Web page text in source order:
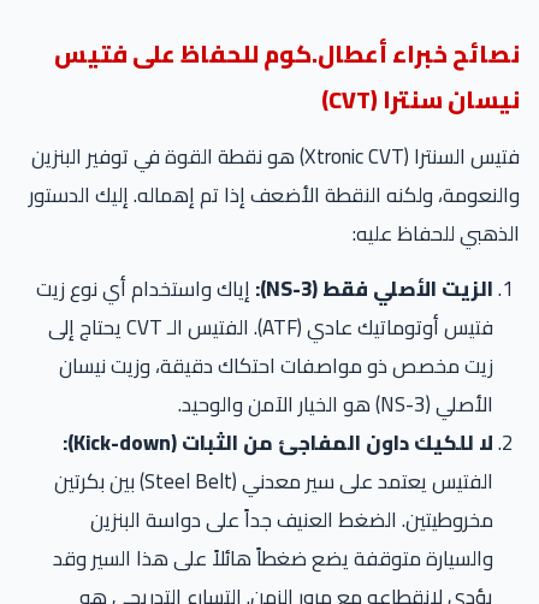
نصائح خبراء أعطال.كوم للحفاظ على فتيس
نيسان سنترا (CVT)
فتيس السنترا (Xtronic CVT) هو نقطة القوة في توفير البنزين
والنعومة، ولكنه النقطة الأضعف إذا تم إهماله. إليك الدستور
الذهبي للحفاظ عليه:
الزيت الأصلي فقط (NS-3):
إياك واستخدام أي نوع زيت
فتيس أوتوماتيك عادي (ATF). الفتيس الـ CVT يحتاج إلى
زيت مخصص ذو مواصفات احتكاك دقيقة، وزيت نيسان
الأصلي (NS-3) هو الخيار الآمن والوحيد.
لا للكيك داون المفاجئ من الثبات (Kick-down):
الفتيس يعتمد على سير معدني (Steel Belt) بين بكرتين
مخروطيتين. الضغط العنيف جداً على دواسة البنزين
والسيارة متوقفة يضع ضغطاً هائلاً على هذا السير وقد